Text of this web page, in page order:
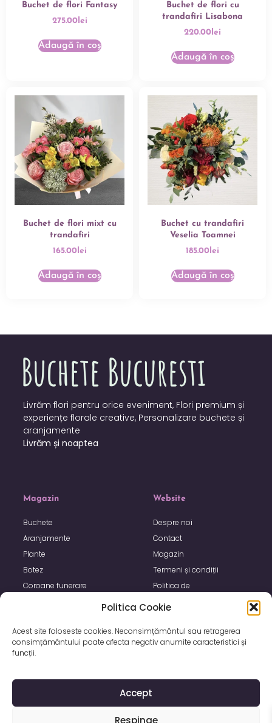
Politica Cookie
Acest site foloseste cookies. Neconsimțământul sau retragerea
consimțământului poate afecta negativ anumite caracteristici și
funcții.
Accept
Respinge
Buchet de flori Fantasy
275.00lei
Adaugă în coș
Buchet de flori cu
trandafiri Lisabona
220.00lei
Adaugă în coș
Buchet de flori mixt cu
trandafiri
165.00lei
Adaugă în coș
Buchet cu trandafiri
Veselia Toamnei
185.00lei
Adaugă în coș
Livrăm flori pentru orice eveniment, Flori premium și
experiențe florale creative, Personalizare buchete și
aranjamente
Livrăm și noaptea
Magazin
Buchete
Aranjamente
Plante
Botez
Coroane funerare
Website
Despre noi
Contact
Magazin
Termeni și condiții
Politica de
Politica de utilizare Cookie